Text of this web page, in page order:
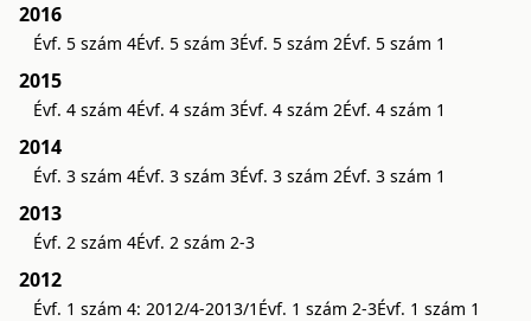
2016
Évf. 5 szám 4Évf. 5 szám 3Évf. 5 szám 2Évf. 5 szám 1
2015
Évf. 4 szám 4Évf. 4 szám 3Évf. 4 szám 2Évf. 4 szám 1
2014
Évf. 3 szám 4Évf. 3 szám 3Évf. 3 szám 2Évf. 3 szám 1
2013
Évf. 2 szám 4Évf. 2 szám 2-3
2012
Évf. 1 szám 4: 2012/4-2013/1 Évf. 1 szám 2-3Évf. 1 szám 1